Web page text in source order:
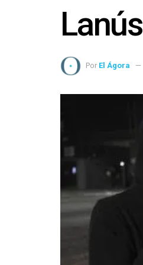
Lanús
Por El Ágora